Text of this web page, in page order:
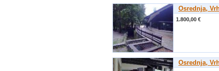
Osrednja,
1.800,00 €
Osrednja,